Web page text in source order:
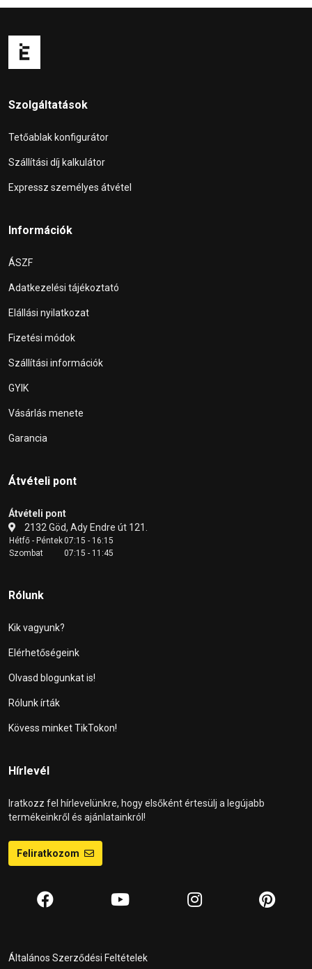
Szolgáltatások
Tetőablak konfigurátor
Szállítási díj kalkulátor
Expressz személyes átvétel
Információk
ÁSZF
Adatkezelési tájékoztató
Elállási nyilatkozat
Fizetési módok
Szállítási információk
GYIK
Vásárlás menete
Garancia
Átvételi pont
Átvételi pont
2132 Göd, Ady Endre út 121.
Hétfő - Péntek07:15 - 16:15
Szombat
07:15 - 11:45
Rólunk
Kik vagyunk?
Elérhetőségeink
Olvasd blogunkat is!
Rólunk írták
Kövess minket TikTokon!
Hírlevél
Iratkozz fel hírlevelünkre, hogy elsőként értesülj a legújabb
termékeinkről és ajánlatainkról!
Feliratkozom
Általános Szerződési Feltételek